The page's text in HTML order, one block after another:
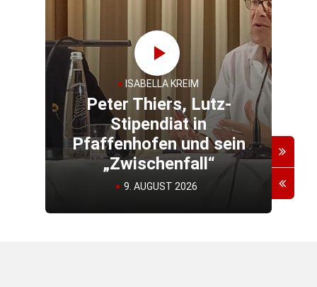
ISABELLA KREIM
Peter Thiers, Lutz-
Stipendiat in
Pfaffenhofen und sein
„Zwischenfall“
9. AUGUST 2026